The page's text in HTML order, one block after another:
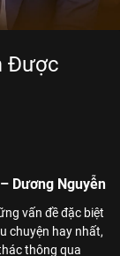
Được
Dương Nguyễn
vấn đề đặc biệt
chuyện hay nhất,
thông qua